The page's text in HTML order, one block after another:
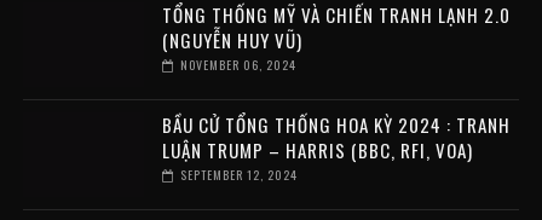
TỔNG THỐNG MỸ VÀ CHIẾN TRANH LẠNH 2.0
(NGUYỄN HUY VŨ)
NOVEMBER 06, 2024
BẦU CỬ TỔNG THỐNG HOA KỲ 2024 : TRANH
LUẬN TRUMP – HARRIS (BBC, RFI, VOA)
SEPTEMBER 12, 2024